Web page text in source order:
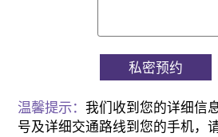
私密预约
温馨提示：我们收到您的详细信
号及详细交通路线到您的手机，